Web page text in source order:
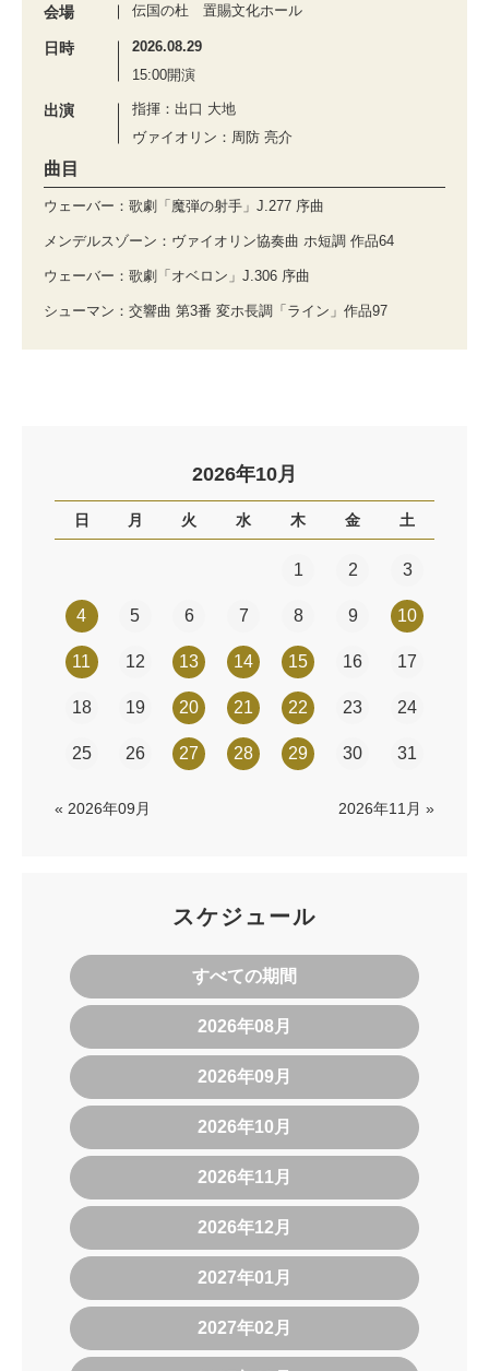
会場 伝国の杜 置賜文化ホール
日時
2026.08.29
15:00開演
出演
指揮：出口 大地
ヴァイオリン：周防 亮介
曲目
ウェーバー：歌劇「魔弾の射手」J.277 序曲
メンデルスゾーン：ヴァイオリン協奏曲 ホ短調 作品64
ウェーバー：歌劇「オベロン」J.306 序曲
シューマン：交響曲 第3番 変ホ長調「ライン」作品97
2026年10月
日 月 火 水 木 金 土
1 2 3
4 5 6 7 8 9 10
11 12 13 14 15 16 17
18 19 20 21 22 23 24
25 26 27 28 29 30 31
« 2026年09月 2026年11月 »
スケジュール
すべての期間
2026年08月
2026年09月
2026年10月
2026年11月
2026年12月
2027年01月
2027年02月